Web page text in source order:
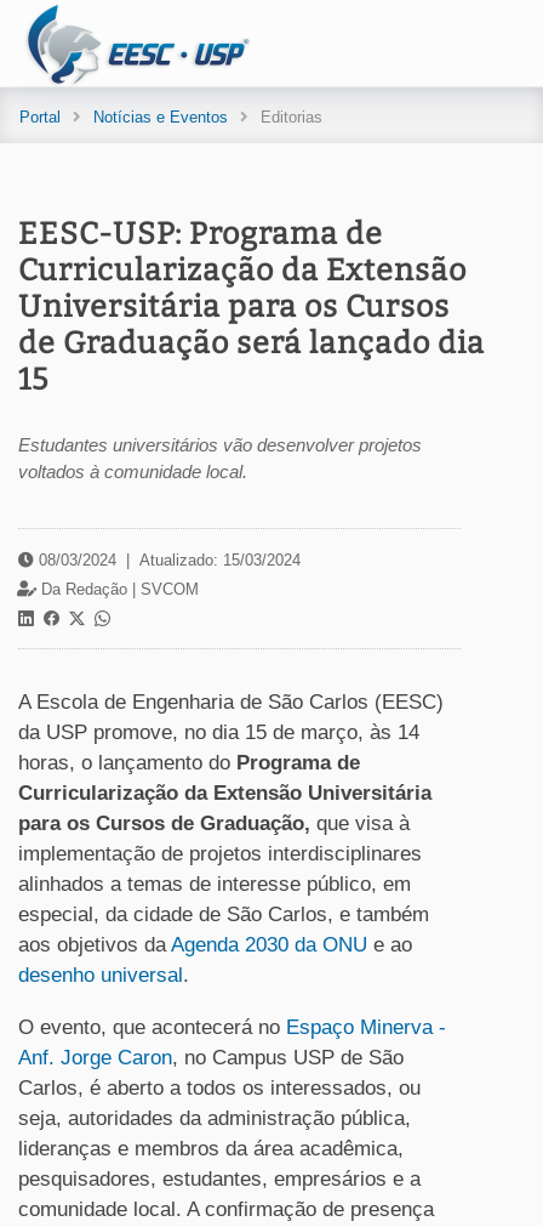
Portal Notícias e Eventos Editorias
EESC-USP: Programa de
Curricularização da Extensão
Universitária para os Cursos
de Graduação será lançado dia
15
Estudantes universitários vão desenvolver projetos
voltados à comunidade local.
08/03/2024
Atualizado: 15/03/2024
Da Redação | SVCOM
A Escola de Engenharia de São Carlos (EESC)
da USP promove, no dia 15 de março, às 14
horas, o lançamento do Programa de
Curricularização da Extensão Universitária
para os Cursos de Graduação, que visa à
implementação de projetos interdisciplinares
alinhados a temas de interesse público, em
especial, da cidade de São Carlos, e também
aos objetivos daAgenda 2030 da ONU e ao
desenho universal.
O evento, que acontecerá no Espaço Minerva -
Anf. Jorge Caron, no Campus USP de São
Carlos, é aberto a todos os interessados, ou
seja, autoridades da administração pública,
lideranças e membros da área acadêmica,
pesquisadores, estudantes, empresários e a
comunidade local. A confirmação de presença